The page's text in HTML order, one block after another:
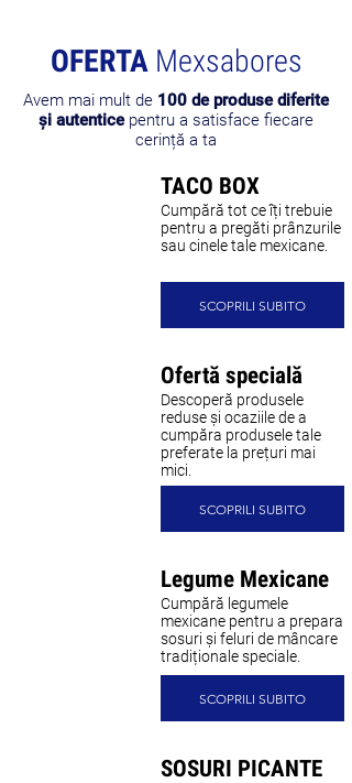
OFERTA Mexsabores
Avem mai mult de 100 de produse diferite
și autenticepentru a satisface fiecare
cerință a ta
TACO BOX
Cumpără tot ce îți trebuie
pentru a pregăti prânzurile
sau cinele tale mexicane.
SCOPRILI SUBITO
Ofertă specială
Descoperă produsele
reduse și ocaziile de a
cumpăra produsele tale
preferate la prețuri mai
mici.
SCOPRILI SUBITO
Legume Mexicane
Cumpără legumele
mexicane pentru a prepara
sosuri și feluri de mâncare
tradiționale speciale.
SCOPRILI SUBITO
SOSURI PICANTE